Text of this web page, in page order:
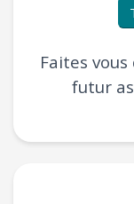
Faites
futur